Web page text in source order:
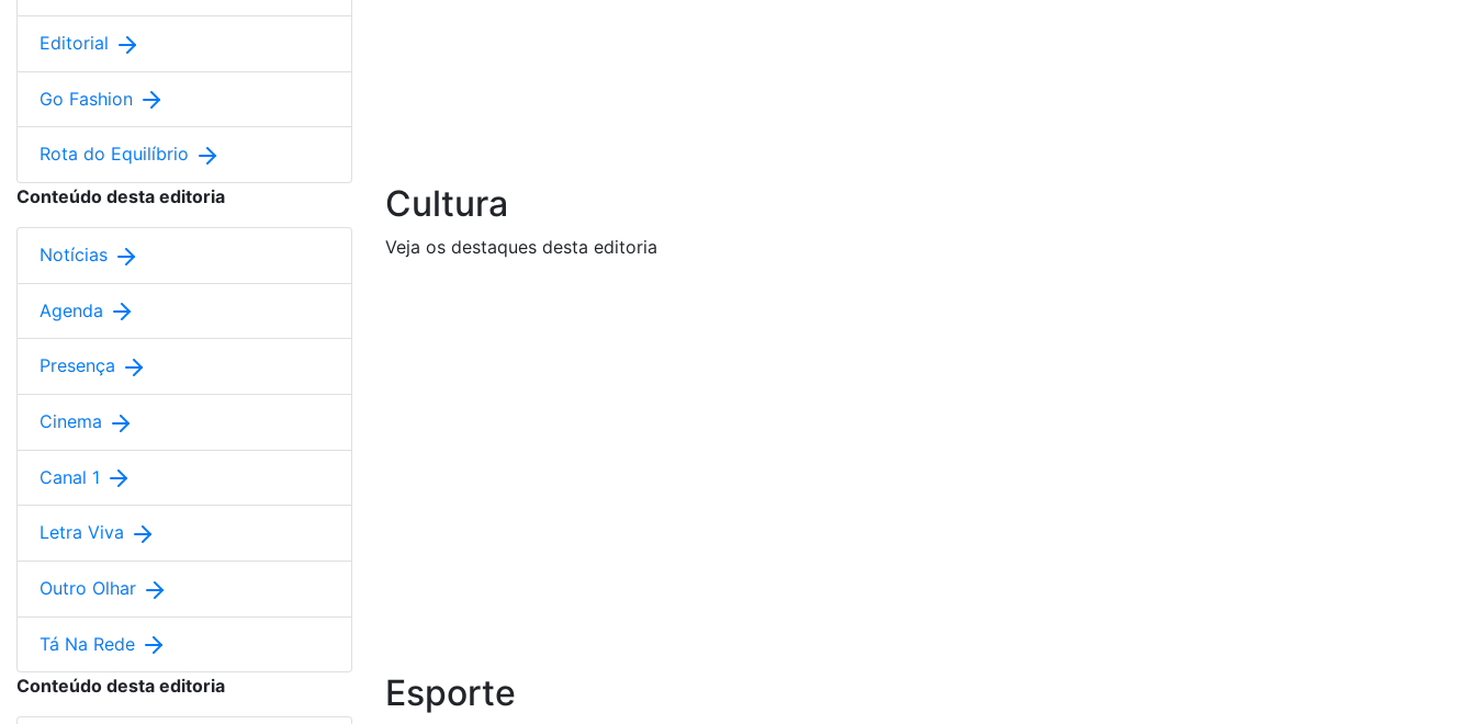
Editorial
Go Fashion
Rota do Equilíbrio
Conteúdo desta editoria
Notícias
Agenda
Presença
Cinema
Canal 1
Letra Viva
Outro Olhar
Tá Na Rede
Cultura
Veja os destaques desta editoria
Conteúdo desta editoria Esporte